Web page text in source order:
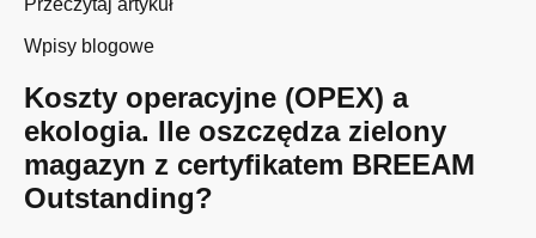
Wpisy blogowe
Koszty operacyjne (OPEX) a
ekologia. Ile oszczędza zielony
magazyn z certyfikatem BREEAM
Outstanding?